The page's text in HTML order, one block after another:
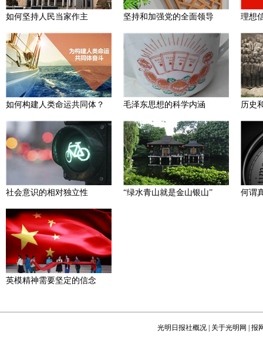
如何坚持人民当家作主 坚持和加强党的全面领导 理想
如何构建人类命运共同体？ 毛泽东思想的科学内涵 历史
社会意识的相对独立性 “绿水青山就是金山银山” 何谓
英模精神需要坚定的信念
光明日报社概况 关于光明网 报